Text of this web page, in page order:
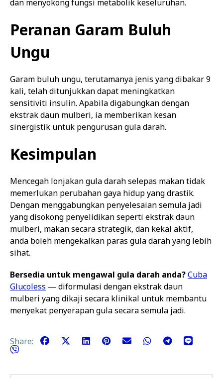
dan menyokong fungsi metabolik keseluruhan.
Peranan Garam Buluh
Ungu
Garam buluh ungu, terutamanya jenis yang dibakar 9
kali, telah ditunjukkan dapat meningkatkan
sensitiviti insulin. Apabila digabungkan dengan
ekstrak daun mulberi, ia memberikan kesan
sinergistik untuk pengurusan gula darah.
Kesimpulan
Mencegah lonjakan gula darah selepas makan tidak
memerlukan perubahan gaya hidup yang drastik.
Dengan menggabungkan penyelesaian semula jadi
yang disokong penyelidikan seperti ekstrak daun
mulberi, makan secara strategik, dan kekal aktif,
anda boleh mengekalkan paras gula darah yang lebih
sihat.
Bersedia untuk mengawal gula darah anda?Cuba
Glucoless — diformulasi dengan ekstrak daun
mulberi yang dikaji secara klinikal untuk membantu
menyekat penyerapan gula secara semula jadi.
Share: